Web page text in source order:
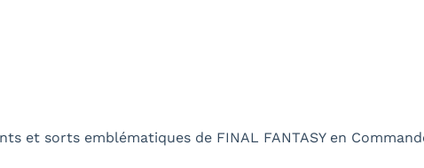
et sorts emblématiques de FINAL FANTASY en